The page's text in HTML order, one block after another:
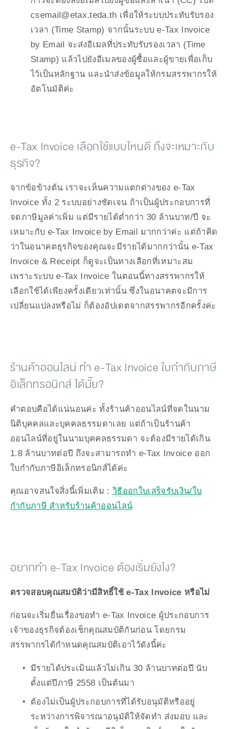
csemail@etax.teda.th เพื่อให้ระบบประทับรับรอง
เวลา (Time Stamp) จากนั้นระบบ e-Tax Invoice
by Email จะส่งอีเมลที่ประทับรับรองเวลา (Time
Stamp) แล้วไปยังอีเมลของผู้ซื้อและผู้ขายเพื่อเก็บ
ไว้เป็นหลักฐาน และนำส่งข้อมูลให้กรมสรรพากรให้
อัตโนมัติค่ะ
e-Tax Invoice เลือกใช้แบบไหนดี ถึงจะเหมาะกับ
ธุรกิจ?
จากข้อข้างต้น เราจะเห็นความแตกต่างของ e-Tax
Invoice ทั้ง 2 ระบบอย่างชัดเจน ถ้าเป็นผู้ประกอบการที่
จดภาษีมูลค่าเพิ่ม แต่มีรายได้ต่ำกว่า 30 ล้านบาท/ปี จะ
เหมาะกับ e-Tax Invoice by Email มากกว่าค่ะ แต่ถ้าคิด
ว่าในอนาคตธุรกิจของคุณจะมีรายได้มากกว่านั้น e-Tax
Invoice & Receipt ก็ดูจะเป็นทางเลือกที่เหมาะสม
เพราะระบบ e-Tax Invoice ในตอนนี้ทางสรรพากรให้
เลือกใช้ได้เพียงครั้งเดียวเท่านั้น ซึ่งในอนาคตจะมีการ
เปลี่ยนแปลงหรือไม่ ก็ต้องอัปเดตจากสรรพากรอีกครั้งค่ะ
ร้านค้าออนไลน์ ทำ e-Tax Invoice ใบกำกับภาษี
อิเล็กทรอนิกส์ ได้มั๊ย?
คำตอบคือได้แน่นอนค่ะ ทั้งร้านค้าออนไลน์ที่จดในนาม
นิติบุคคลและบุคคลธรรมดาเลย แต่ถ้าเป็นร้านค้า
ออนไลน์ที่อยู่ในนามบุคคลธรรมดา จะต้องมีรายได้เกิน
1.8 ล้านบาทต่อปี ถึงจะสามารถทำ e-Tax Invoice ออก
ใบกำกับภาษีอิเล็กทรอนิกส์ได้ค่ะ
คุณอาจสนใจสิ่งนี้เพิ่มเติม : วิธีออกใบเสร็จรับเงิน/ใบ
กำกับภาษี สำหรับร้านค้าออนไลน์
อยากทำ e-Tax Invoice ต้องเริ่มยังไง?
ตรวจสอบคุณสมบัติว่ามีสิทธิ์ใช้ e-Tax Invoice หรือไม่
ก่อนจะเริ่มยื่นเรื่องขอทำ e-Tax Invoice ผู้ประกอบการ
เจ้าของธุรกิจต้องเช็กคุณสมบัติกันก่อน โดยกรม
สรรพากรได้กำหนดคุณสมบัติเอาไว้ดังนี้ค่ะ
มีรายได้ประเมินแล้วไม่เกิน 30 ล้านบาทต่อปี นับ
ตั้งแต่ปีภาษี 2558 เป็นต้นมา
ต้องไม่เป็นผู้ประกอบการที่ได้รับอนุมัติหรืออยู่
ระหว่างการพิจารณาอนุมัติให้จัดทํา ส่งมอบ และ